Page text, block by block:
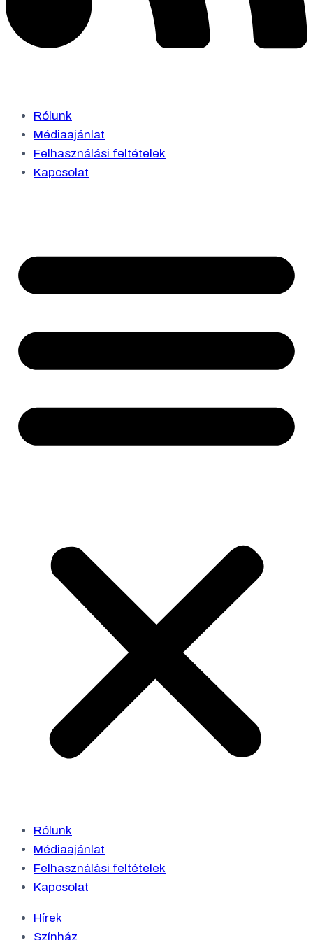
Rólunk
Médiaajánlat
Felhasználási feltételek
Kapcsolat
Rólunk
Médiaajánlat
Felhasználási feltételek
Kapcsolat
Hírek
Színház